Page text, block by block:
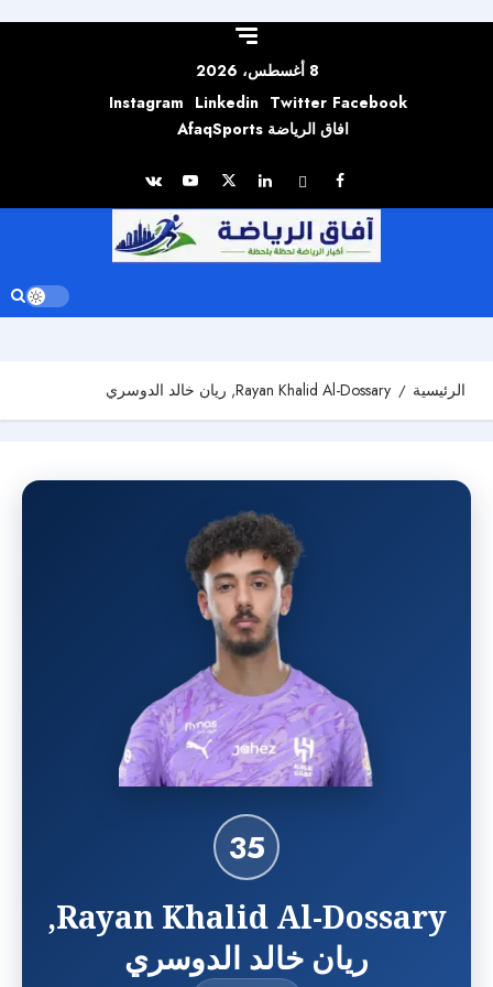
8 أغسطس، 2026
Facebook
Twitter
Linkedin
Instagram
افاق الرياضة AfaqSports
الرئيسية Rayan Khalid Al-Dossary, ريان خالد الدوسري
35
Rayan Khalid Al-Dossary,
ريان خالد الدوسري